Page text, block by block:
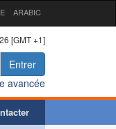
ARABIC
[GMT +1]
Entrer
avancée